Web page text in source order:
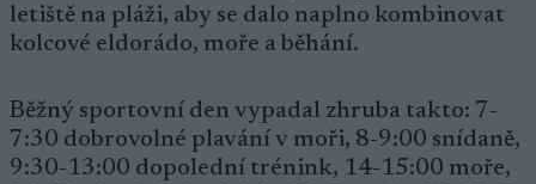
letiště na pláži, aby se dalo naplno kombinovat
kolcové eldorádo, moře a běhání.
Běžný sportovní den vypadal zhruba takto: 7-
7:30 dobrovolné plavání v moři, 8-9:00 snídaně,
9:30-13:00 dopolední trénink, 14-15:00 moře,